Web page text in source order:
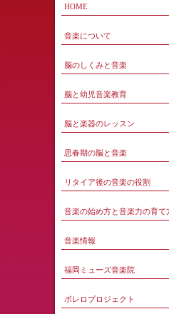
HOME
音楽について
脳のしくみと音楽
脳と幼児音楽教育
脳と楽器のレッスン
思春期の脳と音楽
リタイア後の音楽の役割
音楽の始め方と音楽力の育て
音楽情報
福岡ミューズ音楽院
ボレロプロジェクト